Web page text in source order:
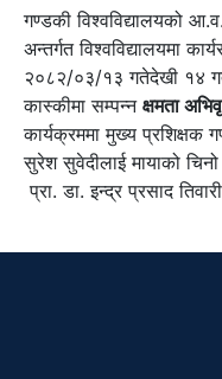
गण्डकी विश्वविद्यालयको
अन्तर्गत विश्वविद्यालयमा
२०८२/०३/१३ गतेदेखी १४
कास्कीमा सम्पन्न क्षमता
कार्यक्रममा मुख्य प्रशिक्षक
सुरेश सुवेदीलाई मायाको
प्रा. डा. इन्द्र प्रसाद